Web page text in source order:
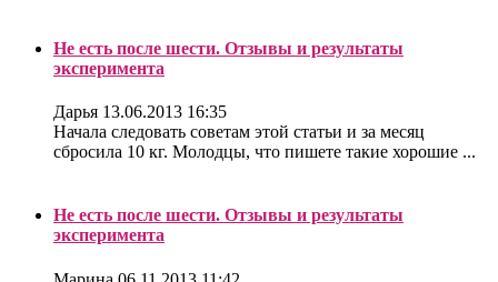
Не есть после шести. Отзывы и результаты
эксперимента
Дарья 13.06.2013 16:35
Начала следовать советам этой статьи и за месяц
сбросила 10 кг. Молодцы, что пишете такие хорошие ...
Не есть после шести. Отзывы и результаты
эксперимента